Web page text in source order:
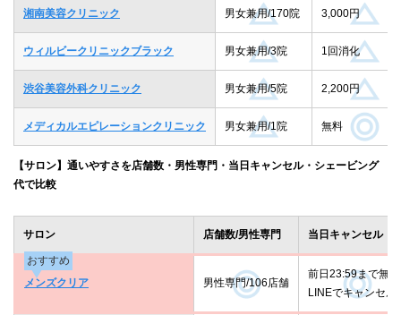
湘南美容クリニック 男女兼用/170院 3,000円
ウィルビークリニックブラック 男女兼用/3院 1回消化
渋谷美容外科クリニック 男女兼用/5院 2,200円
メディカルエピレーションクリニック 男女兼用/1院 無料
【サロン】通いやすさを店舗数・男性専門・当日キャンセル・シェービング
代で比較
サロン 店舗数/男性専門 当日キャンセル
おすすめ
メンズクリア
男性専門/106店舗
前日23:59まで無料
LINEでキャンセル